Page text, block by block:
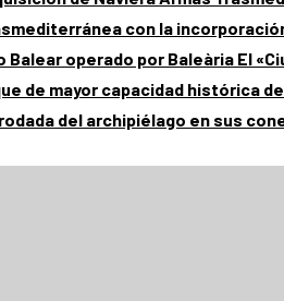
con la
El
del archipiélago en sus